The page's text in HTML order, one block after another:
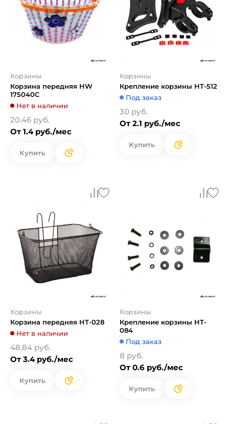
Корзины
Корзина передняя HW
175040C
Нет в наличии
20.46 руб.
От 1.4 руб./мес
Купить
Корзины
Крепление корзины HT-512
Под заказ
30 руб.
От 2.1 руб./мес
Купить
Корзины
Корзина передняя HТ-028
Нет в наличии
48.84 руб.
От 3.4 руб./мес
Купить
Корзины
Крепление корзины HT-
084
Под заказ
8 руб.
От 0.6 руб./мес
Купить